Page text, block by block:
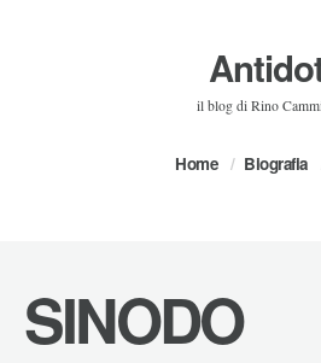
il blog di Rino
Home Biografia
SINODO